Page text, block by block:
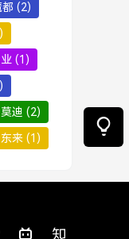
都 (2)
(1)
莫迪 (2)
来 (1)